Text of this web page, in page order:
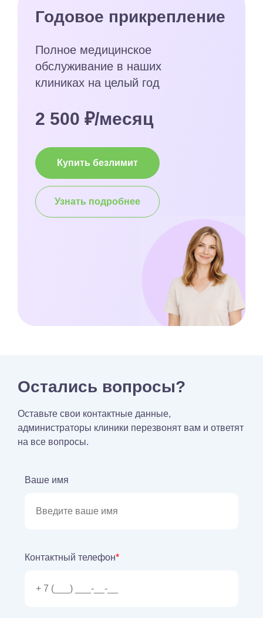
Годовое прикрепление
Полное медицинское
обслуживание в наших
клиниках на целый год
2 500 ₽/месяц
Купить безлимит
Узнать подробнее
Остались вопросы?
Оставьте свои контактные данные,
администраторы клиники перезвонят вам и ответят
на все вопросы.
Ваше имя
Контактный телефон*